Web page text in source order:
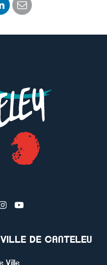
Partager
Lien
le
Instagram
Lien
la
Youtube
DE CANTELEU
Ville